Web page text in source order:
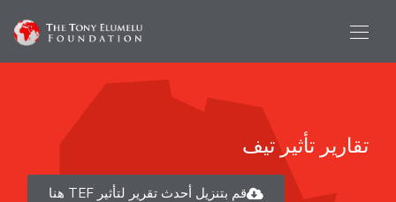
تقارير تأثير تيف
قم بتنزيل أحدث تقرير لتأثير TEF هنا